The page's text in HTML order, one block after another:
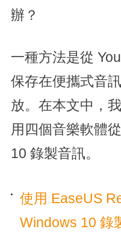
辦？
一種方法是從
保存在便攜式音
放。在本文中，
用四個音樂軟體
10 錄製音訊。
使用 EaseUS
Windows 10 錄